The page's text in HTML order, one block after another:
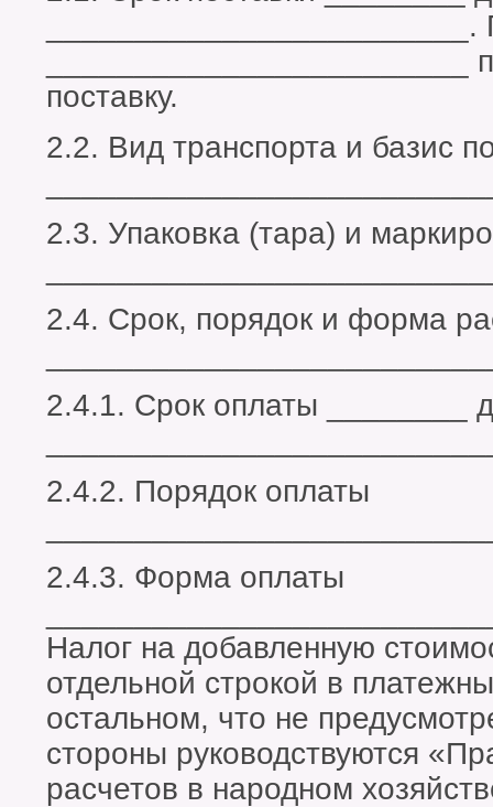
________________________.
________________________
поставку.
2.2. Вид транспорта и базис
2.3. Упаковка (тара) и
2.4. Срок, порядок и форма
2.4.1. Срок оплаты ________
2.4.2. Порядок оплаты
2.4.3. Форма оплаты
Налог на добавленную
отдельной строкой в
остальном, что не
стороны руководствуются
расчетов в народном